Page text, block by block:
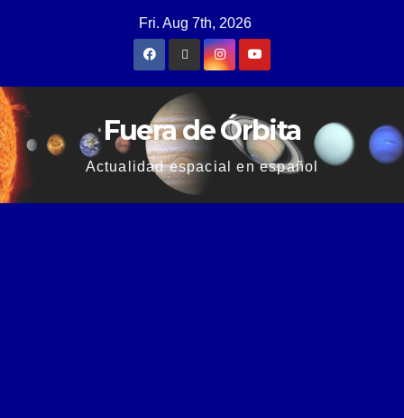
Fri. Aug 7th, 2026
Fuera de Órbita
Actualidad espacial en español